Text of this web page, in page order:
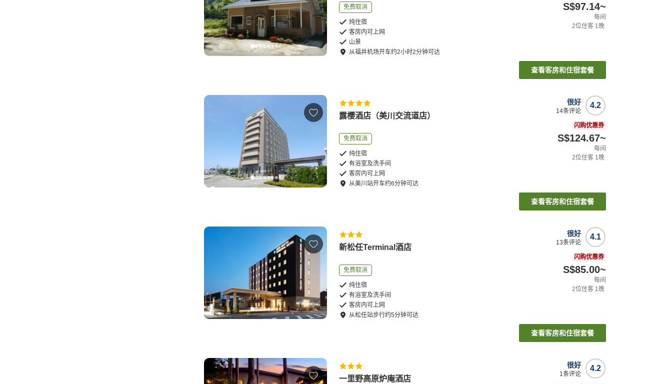
免费取消
纯住宿
客房内可上网
山景
从福井机场开车约2小时2分钟可达
S$97.14~
每间
2位住客 1晚
查看客房和住宿套餐
露樱酒店（美川交流道店）
免费取消
纯住宿
有浴室及洗手间
客房内可上网
从美川站开车约6分钟可达
4.2
很好
14条评论
闪购优惠券
S$124.67~
每间
2位住客 1晚
查看客房和住宿套餐
新松任Terminal酒店
免费取消
纯住宿
有浴室及洗手间
客房内可上网
从松任站步行约5分钟可达
4.1
很好
13条评论
闪购优惠券
S$85.00~
每间
2位住客 1晚
查看客房和住宿套餐
一里野高原炉庵酒店
4.2
很好
1条评论